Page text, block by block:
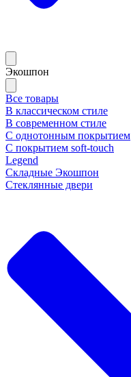
Экошпон
Все товары
В классическом стиле
В современном стиле
С однотонным покрытием
С покрытием soft-touch
Legend
Складные Экошпон
Стеклянные двери